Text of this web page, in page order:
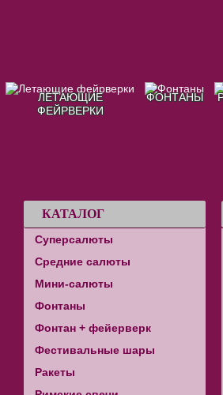
ЛЕТАЮЩИЕ
ФЕЙРВЕРКИ
ФОНТАНЫ
КАТАЛОГ
Суперсалюты
Средние салюты
Мини-салюты
Фонтаны
Фонтан + фейерверк
Фестивальные шары
Ракеты